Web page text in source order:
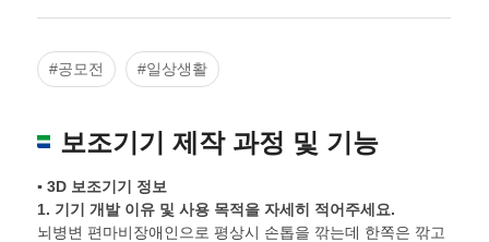
#공모전 #일상생활
보조기기 제작 과정 및 기능
▪ 3D 보조기기 정보
1. 기기 개발 이유 및 사용 목적을 자세히 적어주세요.
뇌병변 편마비장애인으로 평상시 손톱을 깎는데 한쪽은 깎고